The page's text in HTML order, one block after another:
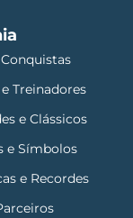
Treinadores
e Clássicos
e Símbolos
e Recordes